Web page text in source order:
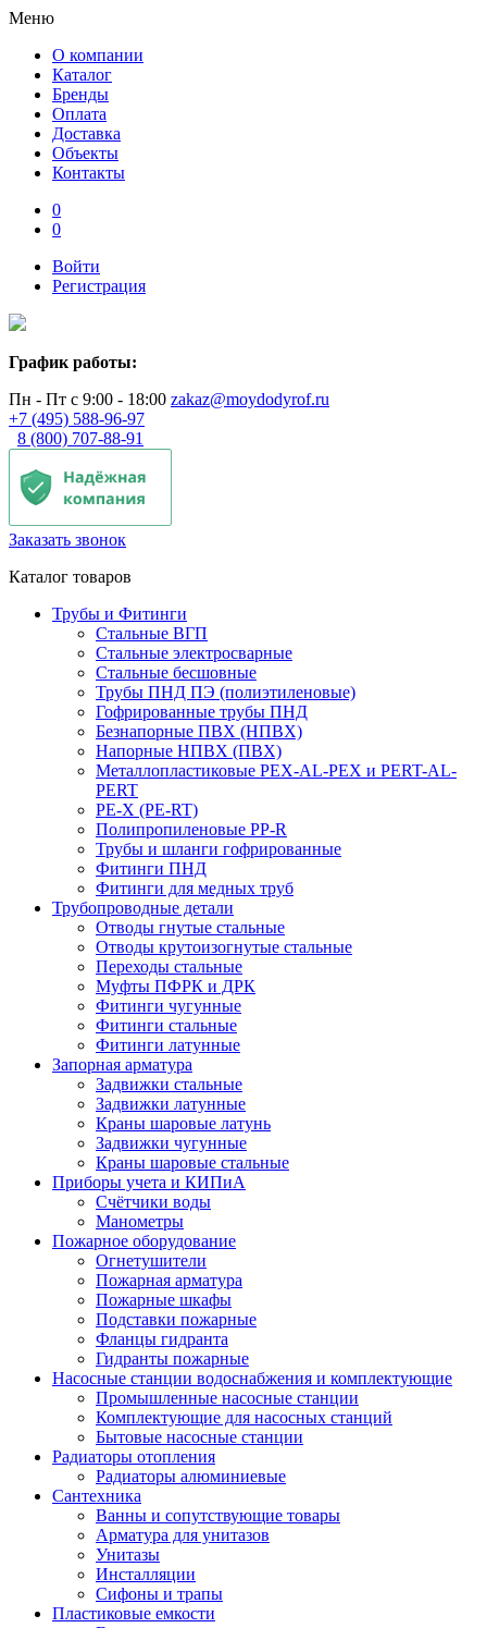
Меню
О компании
Каталог
Бренды
Оплата
Доставка
Объекты
Контакты
0
0
Войти
Регистрация
График работы:
Пн - Пт с 9:00 - 18:00 zakaz@moydodyrof.ru
+7 (495) 588-96-97
8 (800) 707-88-91
Заказать звонок
Каталог товаров
Трубы и Фитинги
Стальные ВГП
Стальные электросварные
Стальные бесшовные
Трубы ПНД ПЭ (полиэтиленовые)
Гофрированные трубы ПНД
Безнапорные ПВХ (НПВХ)
Напорные НПВХ (ПВХ)
Металлопластиковые PEX-AL-PEX и PERT-AL-
PERT
PE-X (PE-RT)
Полипропиленовые PP-R
Трубы и шланги гофрированные
Фитинги ПНД
Фитинги для медных труб
Трубопроводные детали
Отводы гнутые стальные
Отводы крутоизогнутые стальные
Переходы стальные
Муфты ПФРК и ДРК
Фитинги чугунные
Фитинги стальные
Фитинги латунные
Запорная арматура
Задвижки стальные
Задвижки латунные
Краны шаровые латунь
Задвижки чугунные
Краны шаровые стальные
Приборы учета и КИПиА
Счётчики воды
Манометры
Пожарное оборудование
Огнетушители
Пожарная арматура
Пожарные шкафы
Подставки пожарные
Фланцы гидранта
Гидранты пожарные
Насосные станции водоснабжения и комплектующие
Промышленные насосные станции
Комплектующие для насосных станций
Бытовые насосные станции
Радиаторы отопления
Радиаторы алюминиевые
Сантехника
Ванны и сопутствующие товары
Арматура для унитазов
Унитазы
Инсталляции
Сифоны и трапы
Пластиковые емкости